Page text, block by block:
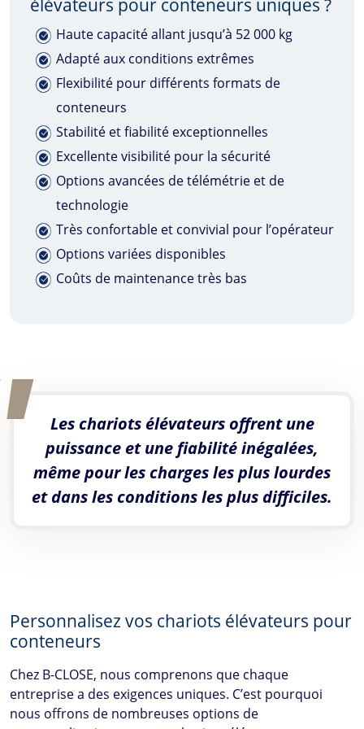
Haute capacité allant jusqu’à 52 000 kg
Adapté aux conditions extrêmes
Flexibilité pour différents formats de
conteneurs
Stabilité et fiabilité exceptionnelles
Excellente visibilité pour la sécurité
Options avancées de télémétrie et de
technologie
Très confortable et convivial pour l’opérateur
Options variées disponibles
Coûts de maintenance très bas
Les chariots élévateurs offrent une
puissance et une fiabilité inégalées,
même pour les charges les plus lourdes
et dans les conditions les plus difficiles.
Personnalisez vos chariots élévateurs pour
conteneurs
Chez B-CLOSE, nous comprenons que chaque
entreprise a des exigences uniques. C’est pourquoi
nous offrons de nombreuses options de